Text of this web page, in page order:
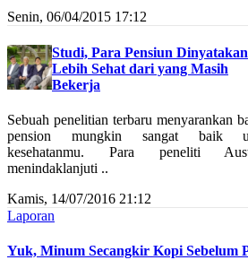
Senin, 06/04/2015 17:12
Studi, Para Pensiun Dinyatakan
Lebih Sehat dari yang Masih
Bekerja
Sebuah penelitian terbaru menyarankan
pension mungkin sangat baik
kesehatanmu. Para peneliti
menindaklanjuti ..
Kamis, 14/07/2016 21:12
Laporan
Yuk, Minum Secangkir Kopi Sebelum